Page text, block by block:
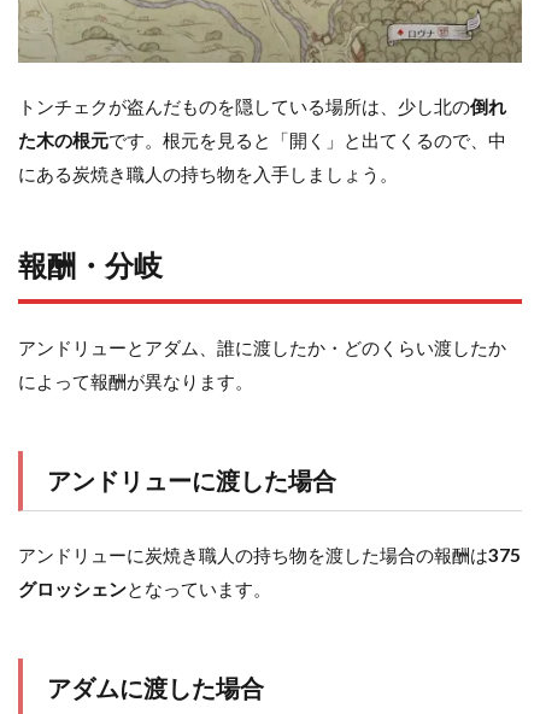
トンチェクが盗んだものを隠している場所は、少し北の倒れ
た木の根元です。根元を見ると「開く」と出てくるので、中
にある炭焼き職人の持ち物を入手しましょう。
報酬・分岐
アンドリューとアダム、誰に渡したか・どのくらい渡したか
によって報酬が異なります。
アンドリューに渡した場合
アンドリューに炭焼き職人の持ち物を渡した場合の報酬は375
グロッシェンとなっています。
アダムに渡した場合